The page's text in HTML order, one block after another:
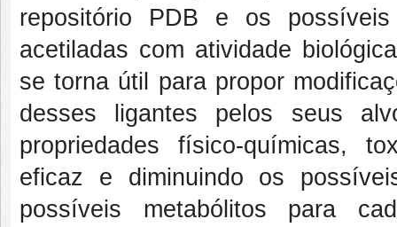
repositório PDB e os
acetiladas com atividade
se torna útil para propor
desses ligantes pelos seus
propriedades físico-químicas,
eficaz e diminuindo os
possíveis metabólitos para